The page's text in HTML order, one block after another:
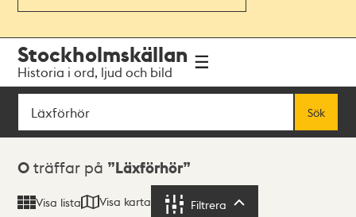
navigationen
huvudinnehållet
Stockholmskällan
Historia i ord, ljud och bild
Sök
Sök
Sökresultat
0 träffar på Läxförhör
Visa lista Visa karta Filtrera